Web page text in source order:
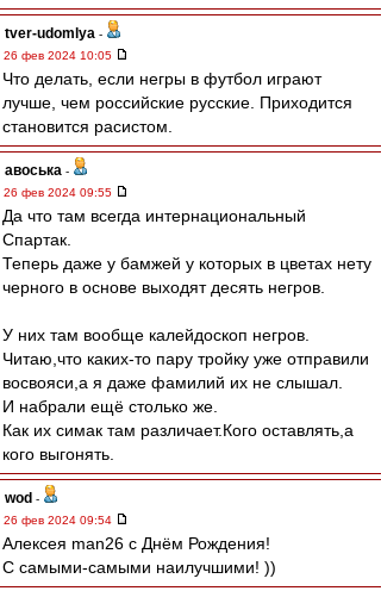
tver-udomlya -
26 фев 2024 10:05
Что делать, если негры в футбол играют
лучше, чем российские русские. Приходится
становится расистом.
авоська -
26 фев 2024 09:55
Да что там всегда интернациональный
Спартак.
Теперь даже у бамжей у которых в цветах нету
черного в основе выходят десять негров.
У них там вообще калейдоскоп негров.
Читаю,что каких-то пару тройку уже отправили
восвояси,а я даже фамилий их не слышал.
И набрали ещё столько же.
Как их симак там различает.Кого оставлять,а
кого выгонять.
wod -
26 фев 2024 09:54
Алексея man26 с Днём Рождения!
С самыми-самыми наилучшими! ))